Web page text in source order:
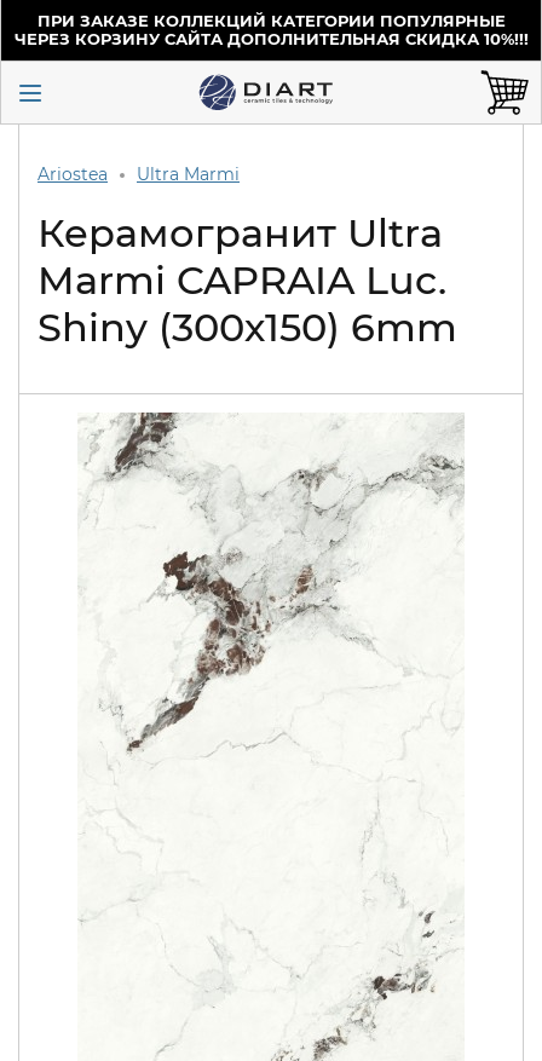
ПРИ ЗАКАЗЕ КОЛЛЕКЦИЙ КАТЕГОРИИ ПОПУЛЯРНЫЕ
ЧЕРЕЗ КОРЗИНУ САЙТА ДОПОЛНИТЕЛЬНАЯ СКИДКА 10%!!!
Ariostea Ultra Marmi
Керамогранит Ultra
Marmi CAPRAIA Luc.
Shiny (300х150) 6mm